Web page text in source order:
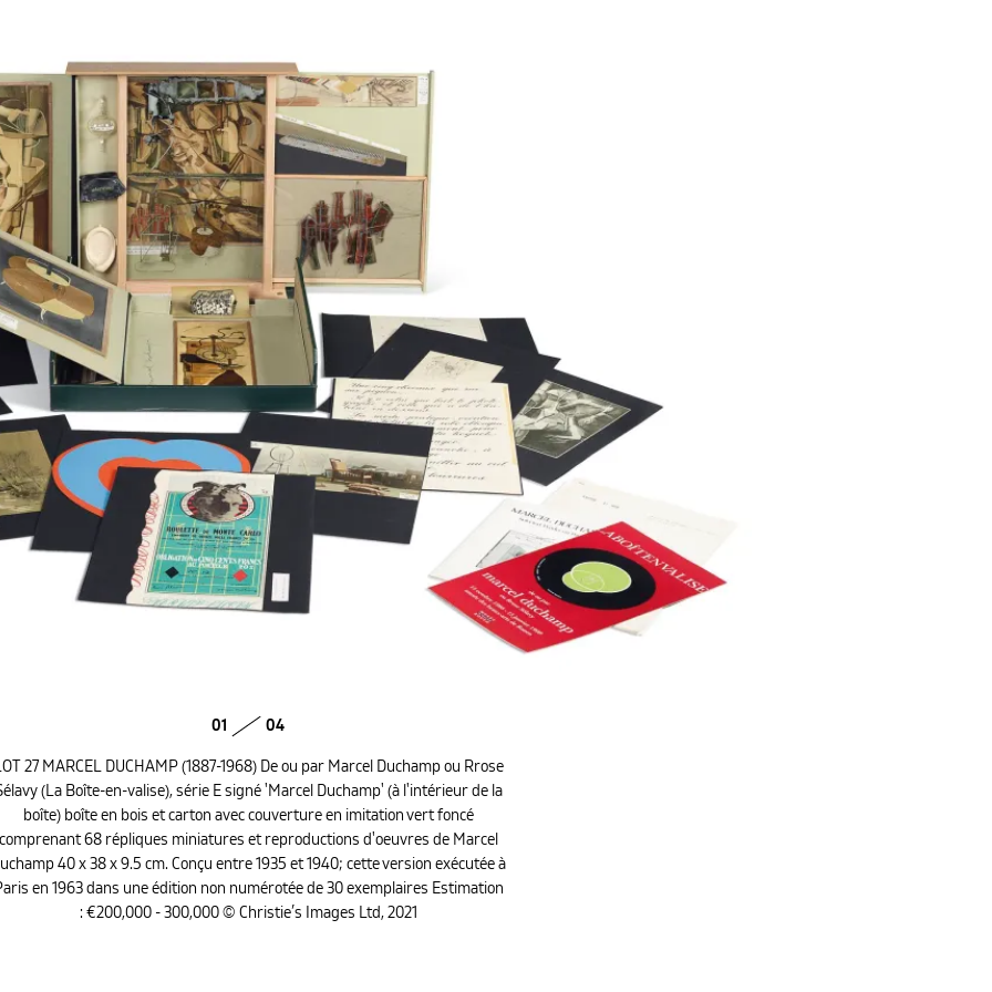
01 04
27 MARCEL DUCHAMP (1887-1968) De ou par Marcel Duchamp ou Rrose
(La Boîte-en-valise), série E signé 'Marcel Duchamp' (à l'intérieur de la
boîte) boîte en bois et carton avec couverture en imitation vert foncé
68 répliques miniatures et reproductions d'oeuvres de Marcel
40 x 38 x 9.5 cm. Conçu entre 1935 et 1940; cette version exécutée à
en 1963 dans une édition non numérotée de 30 exemplaires Estimation
: €200,000 - 300,000 © Christie’s Images Ltd, 2021